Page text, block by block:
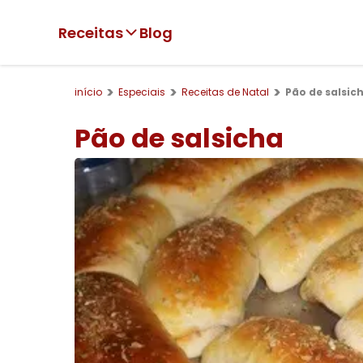
Receitas Blog
início Especiais Receitas de Natal Pão de
Pão de salsicha